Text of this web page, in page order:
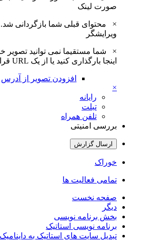
صورت لینک
× محتوای قبلی شما بازگردانی
ویرایشگر
×
شما مستقیما نمی توانید تصویر
اینجا بارگذاری کنید یا از یک URL قرار دهید.
افزودن تصویر از آدرس
×
رایانه
تبلت
تلفن همراه
بررسی امنیتی
ارسال گزارش
خوراک
تمامی فعالیت ها
صفحه نخست
دیگر
بخش برنامه نویسی
برنامه نویسی استاتیک
تبدیل سایت های استاتیک به